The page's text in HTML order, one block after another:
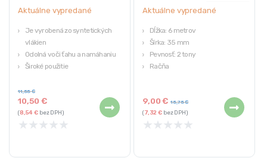
Aktuálne vypredané
Je vyrobená zo syntetických
vlákien
Odolná voči ťahu a namáhaniu
Široké použitie
Rozmery (min-max dĺžka/min-
max výška): 110-170/42-110cm
10,50€
11,55€
(8,54€ bez DPH)
★ ★ ★ ★ ★
Aktuálne vypredané
Dĺžka: 6 metrov
Šírka: 35 mm
Pevnosť: 2 tony
Račňa
9,00€ 15,75€
(7,32€ bez DPH)
★ ★ ★ ★ ★